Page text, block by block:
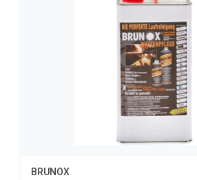
BRUNOX